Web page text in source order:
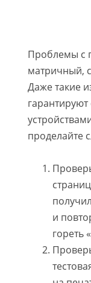
Проблемы с
матричный,
Даже такие
проделайте
и
гореть «